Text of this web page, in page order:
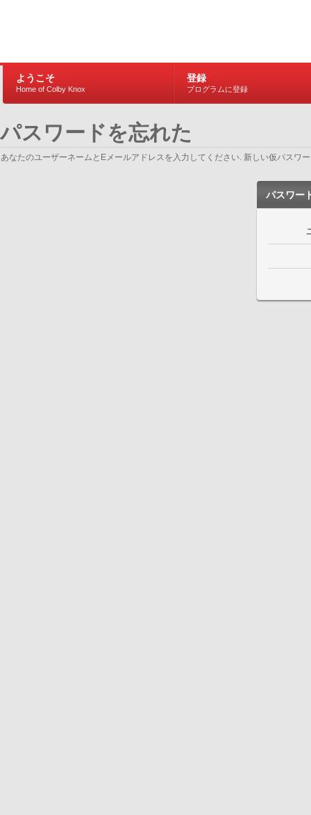
ようこそ
Home of Colby Knox
登録
プログラムに登録
パスワードを忘れた
あなたのユーザーネームとEメールアドレスを入力してください. 新しい仮パスワ
パスワー